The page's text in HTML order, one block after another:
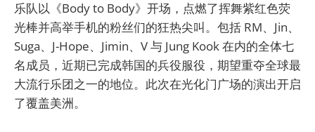
乐队以《Body to Body》开场，点燃了挥舞紫红色荧
光棒并高举手机的粉丝们的狂热尖叫。包括 RM、Jin、
Suga、J-Hope、Jimin、V 与 Jung Kook 在内的全体七
名成员，近期已完成韩国的兵役服役，期望重夺全球最
大流行乐团之一的地位。此次在光化门广场的演出开启
了覆盖美洲。